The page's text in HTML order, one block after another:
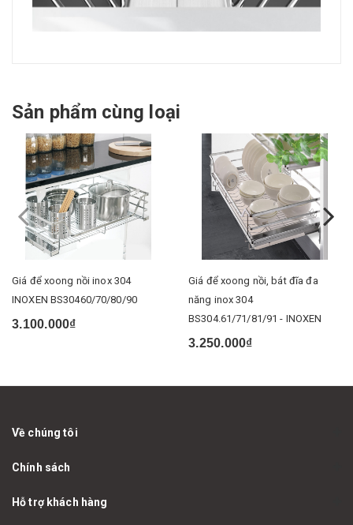
Sản phẩm cùng loại
Giá để xoong nồi inox 304
INOXEN BS30460/70/80/90
3.100.000₫
Giá để xoong nồi, bát đĩa đa
năng inox 304
BS304.61/71/81/91 - INOXEN
3.250.000₫
Về chúng tôi
Chính sách
Hỗ trợ khách hàng